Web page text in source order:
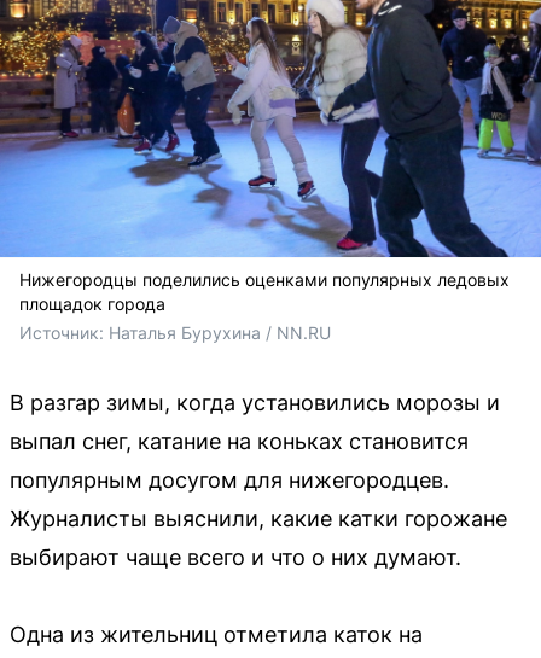
Нижегородцы поделились оценками популярных ледовых
площадок города
Источник: Наталья Бурухина / NN.RU
В разгар зимы, когда установились морозы и
выпал снег, катание на коньках становится
популярным досугом для нижегородцев.
Журналисты выяснили, какие катки горожане
выбирают чаще всего и что о них думают.
Одна из жительниц отметила каток на